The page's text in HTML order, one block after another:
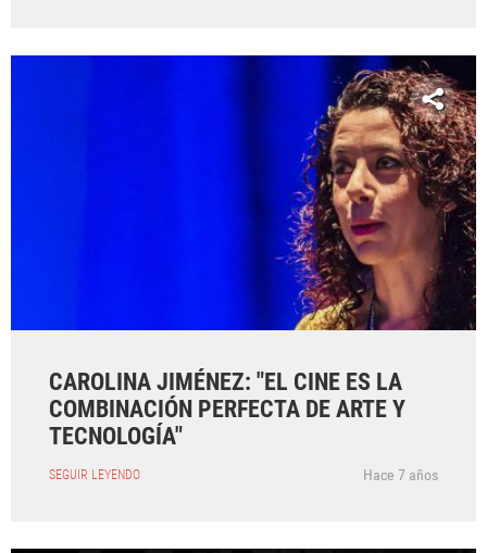
CAROLINA JIMÉNEZ: "EL CINE ES LA
COMBINACIÓN PERFECTA DE ARTE Y
TECNOLOGÍA"
SEGUIR LEYENDO Hace 7 años